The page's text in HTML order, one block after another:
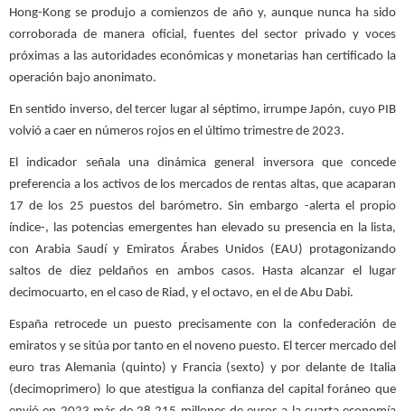
Hong-Kong se produjo a comienzos de año y, aunque nunca ha sido
corroborada de manera oficial, fuentes del sector privado y voces
próximas a las autoridades económicas y monetarias han certificado la
operación bajo anonimato.
En sentido inverso, del tercer lugar al séptimo, irrumpe Japón, cuyo PIB
volvió a caer en números rojos en el último trimestre de 2023.
El indicador señala una dinámica general inversora que concede
preferencia a los activos de los mercados de rentas altas, que acaparan
17 de los 25 puestos del barómetro. Sin embargo -alerta el propio
índice-, las potencias emergentes han elevado su presencia en la lista,
con Arabia Saudí y Emiratos Árabes Unidos (EAU) protagonizando
saltos de diez peldaños en ambos casos. Hasta alcanzar el lugar
decimocuarto, en el caso de Riad, y el octavo, en el de Abu Dabi.
España retrocede un puesto precisamente con la confederación de
emiratos y se sitúa por tanto en el noveno puesto. El tercer mercado del
euro tras Alemania (quinto) y Francia (sexto) y por delante de Italia
(decimoprimero) lo que atestigua la confianza del capital foráneo que